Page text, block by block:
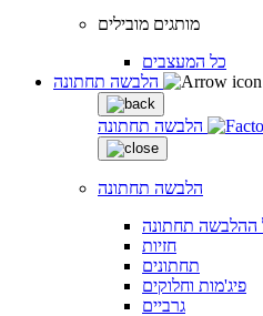
מותגים מובילים
כל המעצבים
הלבשה תחתונה
הלבשה תחתונה
ההלבשה תחתונה
חזיות
תחתונים
פיג'מות וחלוקים
גרביים